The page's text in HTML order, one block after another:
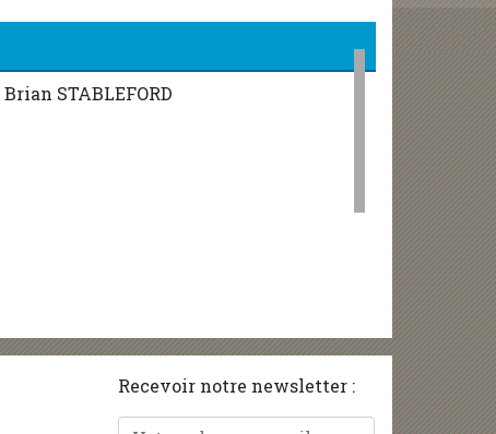
STABLEFORD
Recevoir notre newsletter :